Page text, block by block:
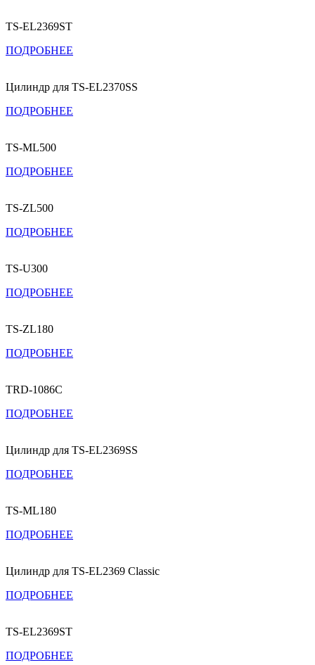
TS-EL2369ST
ПОДРОБНЕЕ
Цилиндр для TS-EL2370SS
ПОДРОБНЕЕ
TS-ML500
ПОДРОБНЕЕ
TS-ZL500
ПОДРОБНЕЕ
TS-U300
ПОДРОБНЕЕ
TS-ZL180
ПОДРОБНЕЕ
TRD-1086C
ПОДРОБНЕЕ
Цилиндр для TS-EL2369SS
ПОДРОБНЕЕ
TS-ML180
ПОДРОБНЕЕ
Цилиндр для TS-EL2369 Classic
ПОДРОБНЕЕ
TS-EL2369ST
ПОДРОБНЕЕ